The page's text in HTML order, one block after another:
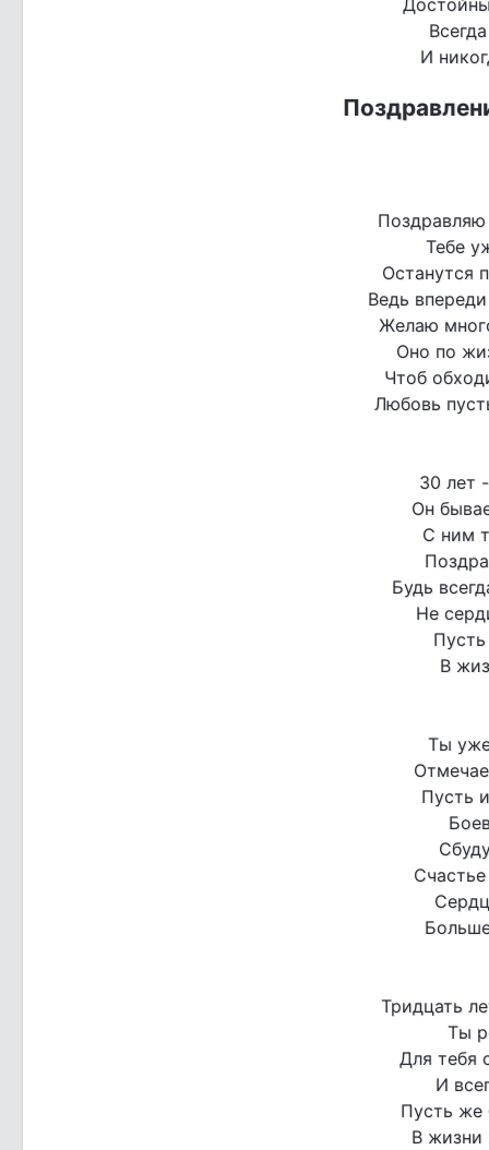
И
Тебе
Останутся
Ведь
Желаю
Оно по
Чтоб
Любовь
30 лет
Он
С ним
Будь
Не
В
Ты
Пусть
Тридцать
Ты
Для тебя
И
Пусть же
В жизни